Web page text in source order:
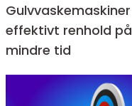
Gulvvaskemaskiner
effektivt renhold på
mindre tid